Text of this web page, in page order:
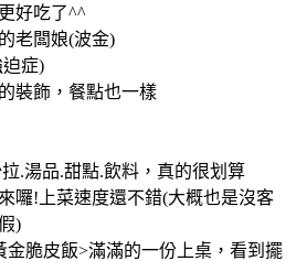
好吃了^^
老闆娘(波金)
症)
裝飾，餐點也一樣
.湯品.甜點.飲料，真的很划算
囉!上菜速度還不錯(大概也是沒客
)
金脆皮飯>滿滿的一份上桌，看到擺